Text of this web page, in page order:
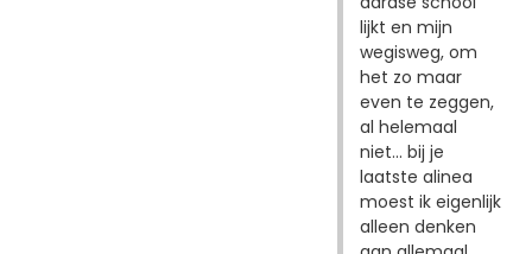
lijkt en mijn
wegisweg, om
het zo maar
even te zeggen,
al helemaal
niet... bij je
laatste alinea
moest ik eigenlijk
alleen denken